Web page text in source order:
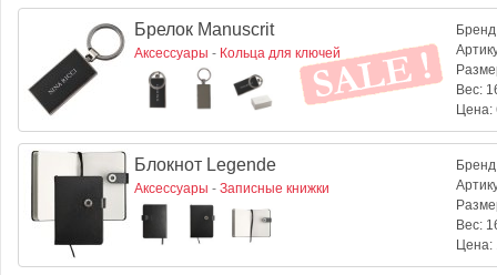
Брелок Manuscrit
Аксессуары - Кольца для ключей
Вес:
Цена:
Блокнот Legende
Аксессуары - Записные книжки
Вес:
Цена: